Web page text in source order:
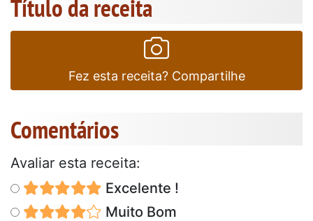
Título da receita
Fez esta receita? Compartilhe
Comentários
Avaliar esta receita:
Excelente !
Muito Bom